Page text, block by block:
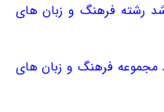
رشته فرهنگ و زبان های
مجموعه فرهنگ و زبان های